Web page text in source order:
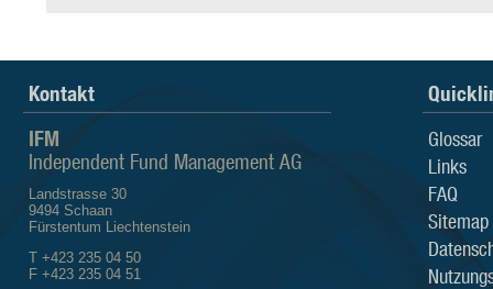
Kontakt
IFM
Independent Fund Management AG
Landstrasse 30
9494 Schaan
Fürstentum Liechtenstein
T +423 235 04 50
F +423 235 04 51
Glossar
Links
FAQ
Sitemap